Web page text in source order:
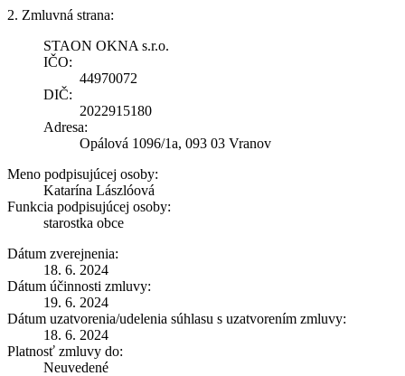
2. Zmluvná strana:
STAON OKNA s.r.o.
IČO:
44970072
DIČ:
2022915180
Adresa:
Opálová 1096/1a, 093 03 Vranov
Meno podpisujúcej osoby:
Katarína Lászlóová
Funkcia podpisujúcej osoby:
starostka obce
Dátum zverejnenia:
18. 6. 2024
Dátum účinnosti zmluvy:
19. 6. 2024
Dátum uzatvorenia/udelenia súhlasu s uzatvorením zmluvy:
18. 6. 2024
Platnosť zmluvy do:
Neuvedené